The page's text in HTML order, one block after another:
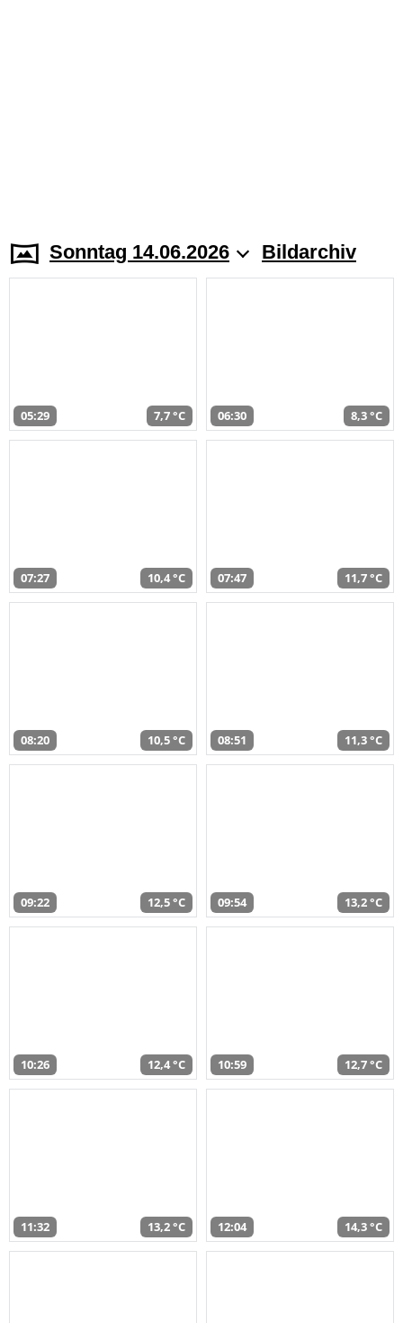
Sonntag 14.06.2026 Bildarchiv
05:29 7,7 °C 06:30 8,3 °C
07:27 10,4 °C 07:47 11,7 °C
08:20 10,5 °C 08:51 11,3 °C
09:22 12,5 °C 09:54 13,2 °C
10:26 12,4 °C 10:59 12,7 °C
11:32 13,2 °C 12:04 14,3 °C